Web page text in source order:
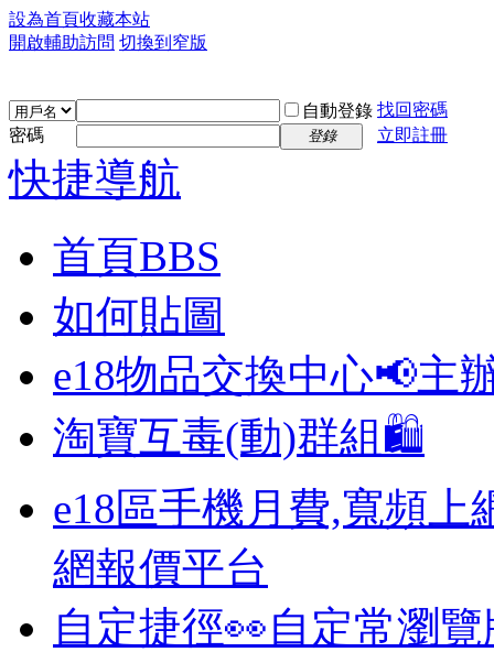
設為首頁收藏本站
開啟輔助訪問 切換到窄版
自動登錄 找回密碼
密碼
登錄 立即註冊
快捷導航
首頁BBS
如何貼圖
e18物品交換中心📢主
淘寶互毒(動)群組🛍️
e18區手機月費,寬頻上
網報價平台
自定捷徑👀自定常瀏